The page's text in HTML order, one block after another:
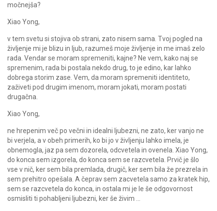
močnejša?
Xiao Yong,
v tem svetu si stojiva ob strani, zato nisem sama. Tvoj pogled na
življenje mi je blizu in ljub, razumeš moje življenje in me imaš zelo
rada. Vendar se moram spremeniti, kajne? Ne vem, kako naj se
spremenim, rada bi postala nekdo drug, to je edino, kar lahko
dobrega storim zase. Vem, da moram spremeniti identiteto,
zaživeti pod drugim imenom, moram jokati, moram postati
drugačna.
Xiao Yong,
ne hrepenim več po večni in idealni ljubezni, ne zato, ker vanjo ne
bi verjela, a v obeh primerih, ko bi jo v življenju lahko imela, je
obnemogla, jaz pa sem dozorela, odcvetela in ovenela. Xiao Yong,
do konca sem izgorela, do konca sem se razcvetela. Prvič je šlo
vse v nič, ker sem bila premlada, drugič, ker sem bila že prezrela in
sem prehitro opešala. A čeprav sem zacvetela samo za kratek hip,
sem se razcvetela do konca, in ostala mi je le še odgovornost
osmisliti ti pohabljeni ljubezni, ker še živim …